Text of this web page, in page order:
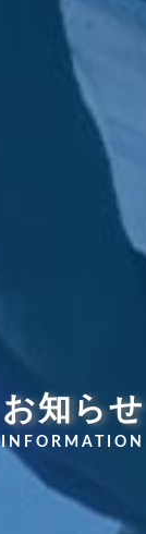
お知らせ
INFORMATION